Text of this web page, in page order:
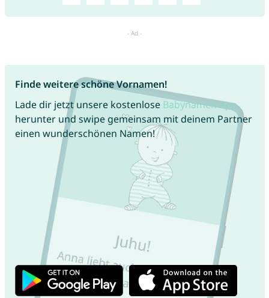
Finde weitere schöne Vornamen!
Lade dir jetzt unsere kostenlose Babynamen App
herunter und swipe gemeinsam mit deinem Partner
einen wunderschönen Namen!